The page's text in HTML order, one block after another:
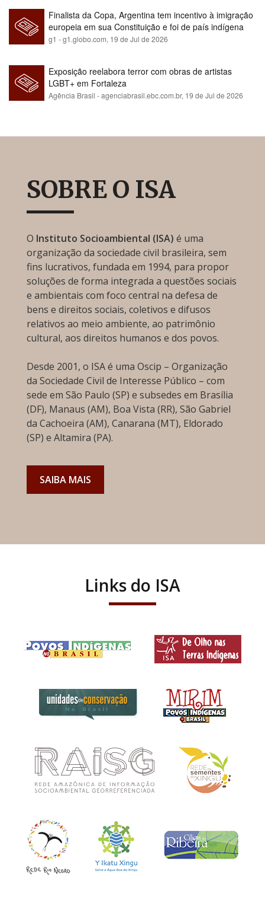
Finalista da Copa, Argentina tem incentivo à imigração
europeia em sua Constituição e foi de país indígena
para maioria branca
g1 - g1.globo.com, 19 de Jul de 2026
Exposição reelabora terror com obras de artistas
LGBT+ em Fortaleza
Agência Brasil - agenciabrasil.ebc.com.br, 19 de Jul de 2026
SOBRE O ISA
O Instituto Socioambiental (ISA) é uma
organização da sociedade civil brasileira, sem
fins lucrativos, fundada em 1994, para propor
soluções de forma integrada a questões sociais
e ambientais com foco central na defesa de
bens e direitos sociais, coletivos e difusos
relativos ao meio ambiente, ao patrimônio
cultural, aos direitos humanos e dos povos.
Desde 2001, o ISA é uma Oscip – Organização
da Sociedade Civil de Interesse Público – com
sede em São Paulo (SP) e subsedes em Brasília
(DF), Manaus (AM), Boa Vista (RR), São Gabriel
da Cachoeira (AM), Canarana (MT), Eldorado
(SP) e Altamira (PA).
SAIBA MAIS
Links do ISA